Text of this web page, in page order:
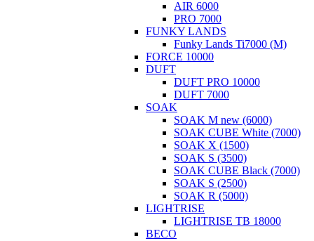
AIR 6000
PRO 7000
FUNKY LANDS
Funky Lands Ti7000 (М)
FORCE 10000
DUFT
DUFT PRO 10000
DUFT 7000
SOAK
SOAK M new (6000)
SOAK CUBE White (7000)
SOAK X (1500)
SOAK S (3500)
SOAK CUBE Black (7000)
SOAK S (2500)
SOAK R (5000)
LIGHTRISE
LIGHTRISE TB 18000
BECO